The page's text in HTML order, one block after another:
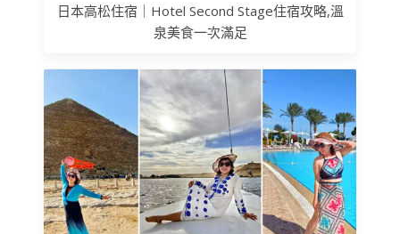
日本高松住宿｜Hotel Second Stage住宿攻略,溫
泉美食一次滿足